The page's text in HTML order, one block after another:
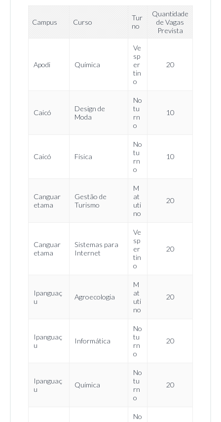
Campus Curso
Tur
no
Quantidade
de Vagas
Prevista
Apodi Química
Ve
sp
er
tin
o
20
Caicó
Design de
Moda
No
tu
rn
o
10
Caicó Física
No
tu
rn
o
10
Canguar
etama
Gestão de
Turismo
M
at
uti
no
20
Canguar
etama
Sistemas para
Internet
Ve
sp
er
tin
o
20
Ipanguaç
u
Agroecologia
M
at
uti
no
20
Ipanguaç
u
Informática
No
tu
rn
o
20
Ipanguaç
u
Química
No
tu
rn
o
20
No